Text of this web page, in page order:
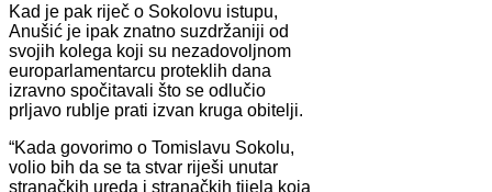
Kad je pak riječ o Sokolovu istupu,
Anušić je ipak znatno suzdržaniji od
svojih kolega koji su nezadovoljnom
europarlamentarcu proteklih dana
izravno spočitavali što se odlučio
prljavo rublje prati izvan kruga obitelji.
“Kada govorimo o Tomislavu Sokolu,
volio bih da se ta stvar riješi unutar
stranačkih ureda i stranačkih tijela koja